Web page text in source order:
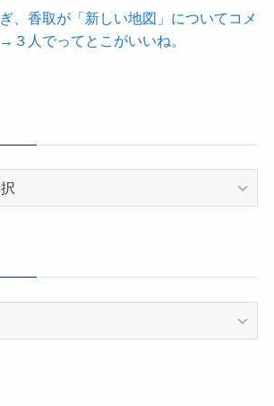
、香取が「新しい地図」についてコメ
３人でってとこがいいね。